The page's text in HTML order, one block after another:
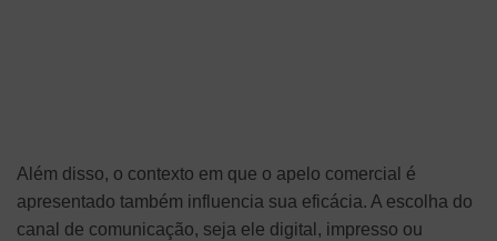
Além disso, o contexto em que o apelo comercial é
apresentado também influencia sua eficácia. A escolha do
canal de comunicação, seja ele digital, impresso ou